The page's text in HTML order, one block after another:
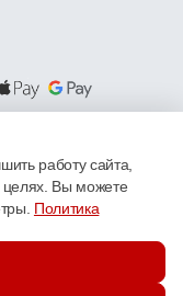
работу сайта,
целях. Вы можете
Политика